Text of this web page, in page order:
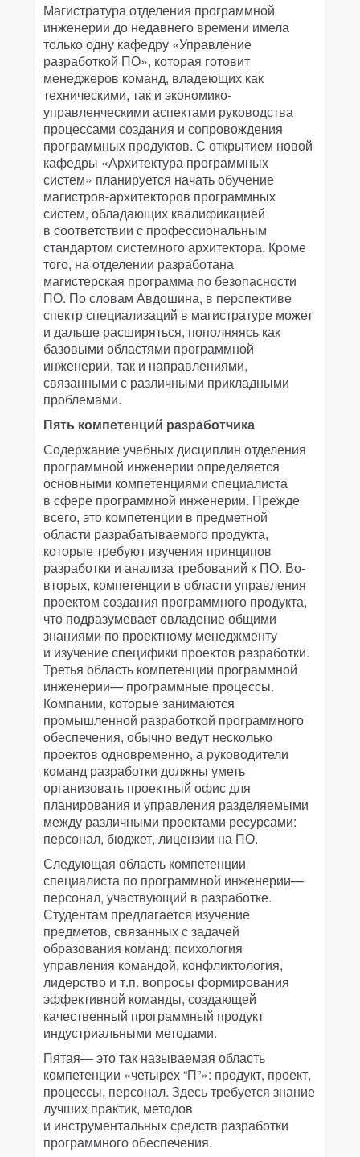
Магистратура отделения программной
инженерии до недавнего времени имела
только одну кафедру «Управление
разработкой ПО», которая готовит
менеджеров команд, владеющих как
техническими, так и экономико-
управленческими аспектами руководства
процессами создания и сопровождения
программных продуктов. С открытием новой
кафедры «Архитектура программных
систем» планируется начать обучение
магистров-архитекторов программных
систем, обладающих квалификацией
в соответствии с профессиональным
стандартом системного архитектора. Кроме
того, на отделении разработана
магистерская программа по безопасности
ПО. По словам Авдошина, в перспективе
спектр специализаций в магистратуре может
и дальше расширяться, пополняясь как
базовыми областями программной
инженерии, так и направлениями,
связанными с различными прикладными
проблемами.
Пять компетенций разработчика
Содержание учебных дисциплин отделения
программной инженерии определяется
основными компетенциями специалиста
в сфере программной инженерии. Прежде
всего, это компетенции в предметной
области разрабатываемого продукта,
которые требуют изучения принципов
разработки и анализа требований к ПО. Во-
вторых, компетенции в области управления
проектом создания программного продукта,
что подразумевает овладение общими
знаниями по проектному менеджменту
и изучение специфики проектов разработки.
Третья область компетенции программной
инженерии— программные процессы.
Компании, которые занимаются
промышленной разработкой программного
обеспечения, обычно ведут несколько
проектов одновременно, а руководители
команд разработки должны уметь
организовать проектный офис для
планирования и управления разделяемыми
между различными проектами ресурсами:
персонал, бюджет, лицензии на ПО.
Следующая область компетенции
специалиста по программной инженерии—
персонал, участвующий в разработке.
Студентам предлагается изучение
предметов, связанных с задачей
образования команд: психология
управления командой, конфликтология,
лидерство и т.п. вопросы формирования
эффективной команды, создающей
качественный программный продукт
индустриальными методами.
Пятая— это так называемая область
компетенции «четырех “П”»: продукт, проект,
процессы, персонал. Здесь требуется знание
лучших практик, методов
и инструментальных средств разработки
программного обеспечения.